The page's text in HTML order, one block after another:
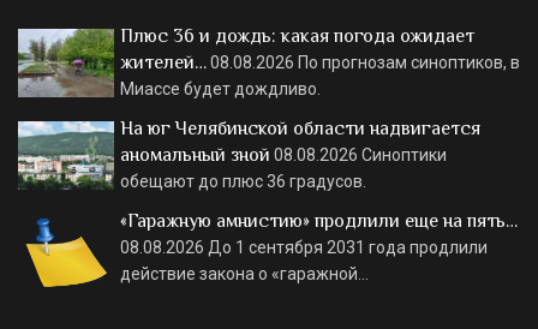
Плюс 36 и дождь: какая погода ожидает
жителей…08.08.2026 По прогнозам синоптиков, в
Миассе будет дождливо.
На юг Челябинской области надвигается
аномальный зной 08.08.2026 Синоптики
обещают до плюс 36 градусов.
«Гаражную амнистию» продлили еще на пять…
08.08.2026 До 1 сентября 2031 года продлили
действие закона о «гаражной…